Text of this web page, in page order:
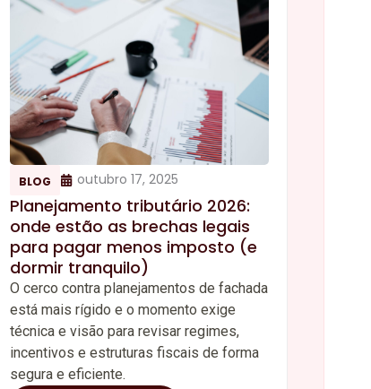
BLOG outubro 17, 2025
Planejamento tributário 2026:
onde estão as brechas legais
para pagar menos imposto (e
dormir tranquilo)
O cerco contra planejamentos de fachada
está mais rígido e o momento exige
técnica e visão para revisar regimes,
incentivos e estruturas fiscais de forma
segura e eficiente.